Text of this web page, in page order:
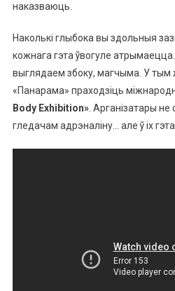
наказваюць.
Наколькі глыбока вы здольныя
кожнага гэта ўвогуле
выглядаем збоку, магчыма. У
«Панарама» праходзіць
Body Exhibition». Арганізатары не
гледачам адрэналіну… але ў іх